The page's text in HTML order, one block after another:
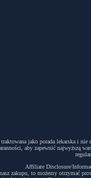
jako porada lekarska i
aby zapewnić najwyższą
Affiliate Disclosure/
to możemy otrzymać